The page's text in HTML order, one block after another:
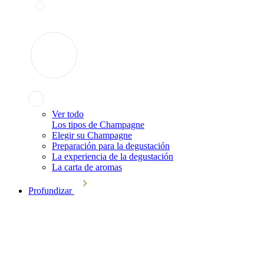
Ver todo
Los tipos de Champagne
Elegir su Champagne
Preparación para la degustación
La experiencia de la degustación
La carta de aromas
Profundizar